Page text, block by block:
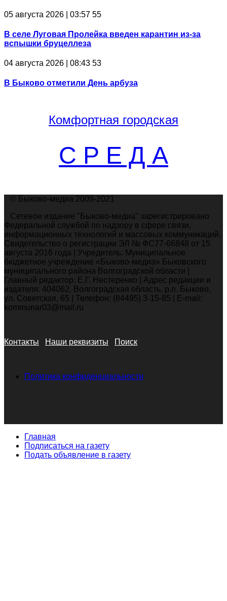
05 августа 2026 | 03:57 55
В селе Луговая Пролейка введен карантин из-за
вспышки бруцеллеза
04 августа 2026 | 08:43 53
В Быково отметили День арбуза
Комфортная городская
С Р Е Д А
© Быково-медиа 2009-2021
Сетевое издание "Быково-медиа" зарегистрировано
Федеральной службой по надзору в сфере связи,
информационных технологий и массовых коммуникаций.
Свидетельство о регистрации ЭЛ № ФС77-66848 от 15
августа 2016 года | Учредитель: Муниципальное
бюджетное учреждение «Быково-медиа» Быковского
муниципального района Волгоградской области |
Главный редактор: Е.Г. Нестеренко | Адрес редакции и
издателя: 404062, Волгоградская область, р.п. Быково,
ул. Советская, 65 | Телефон: (84495) 3-15-85 | E-mail:
kommunar03@mail.ru
Контакты Наши реквизиты Поиск
Политика конфиденциальности
Главная
Подписаться на газету
Подать объявление в газету